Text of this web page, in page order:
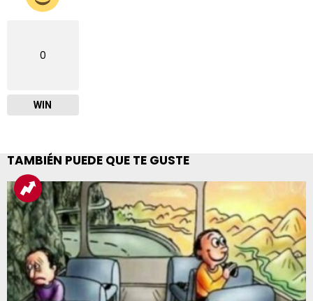
0
WIN
TAMBIÉN PUEDE QUE TE GUSTE